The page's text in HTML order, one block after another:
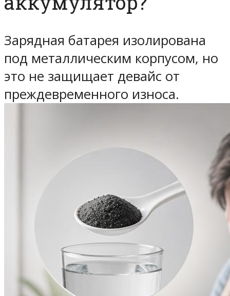
Зарядная батарея изолирована
под металлическим корпусом, но
это не защищает девайс от
преждевременного износа.